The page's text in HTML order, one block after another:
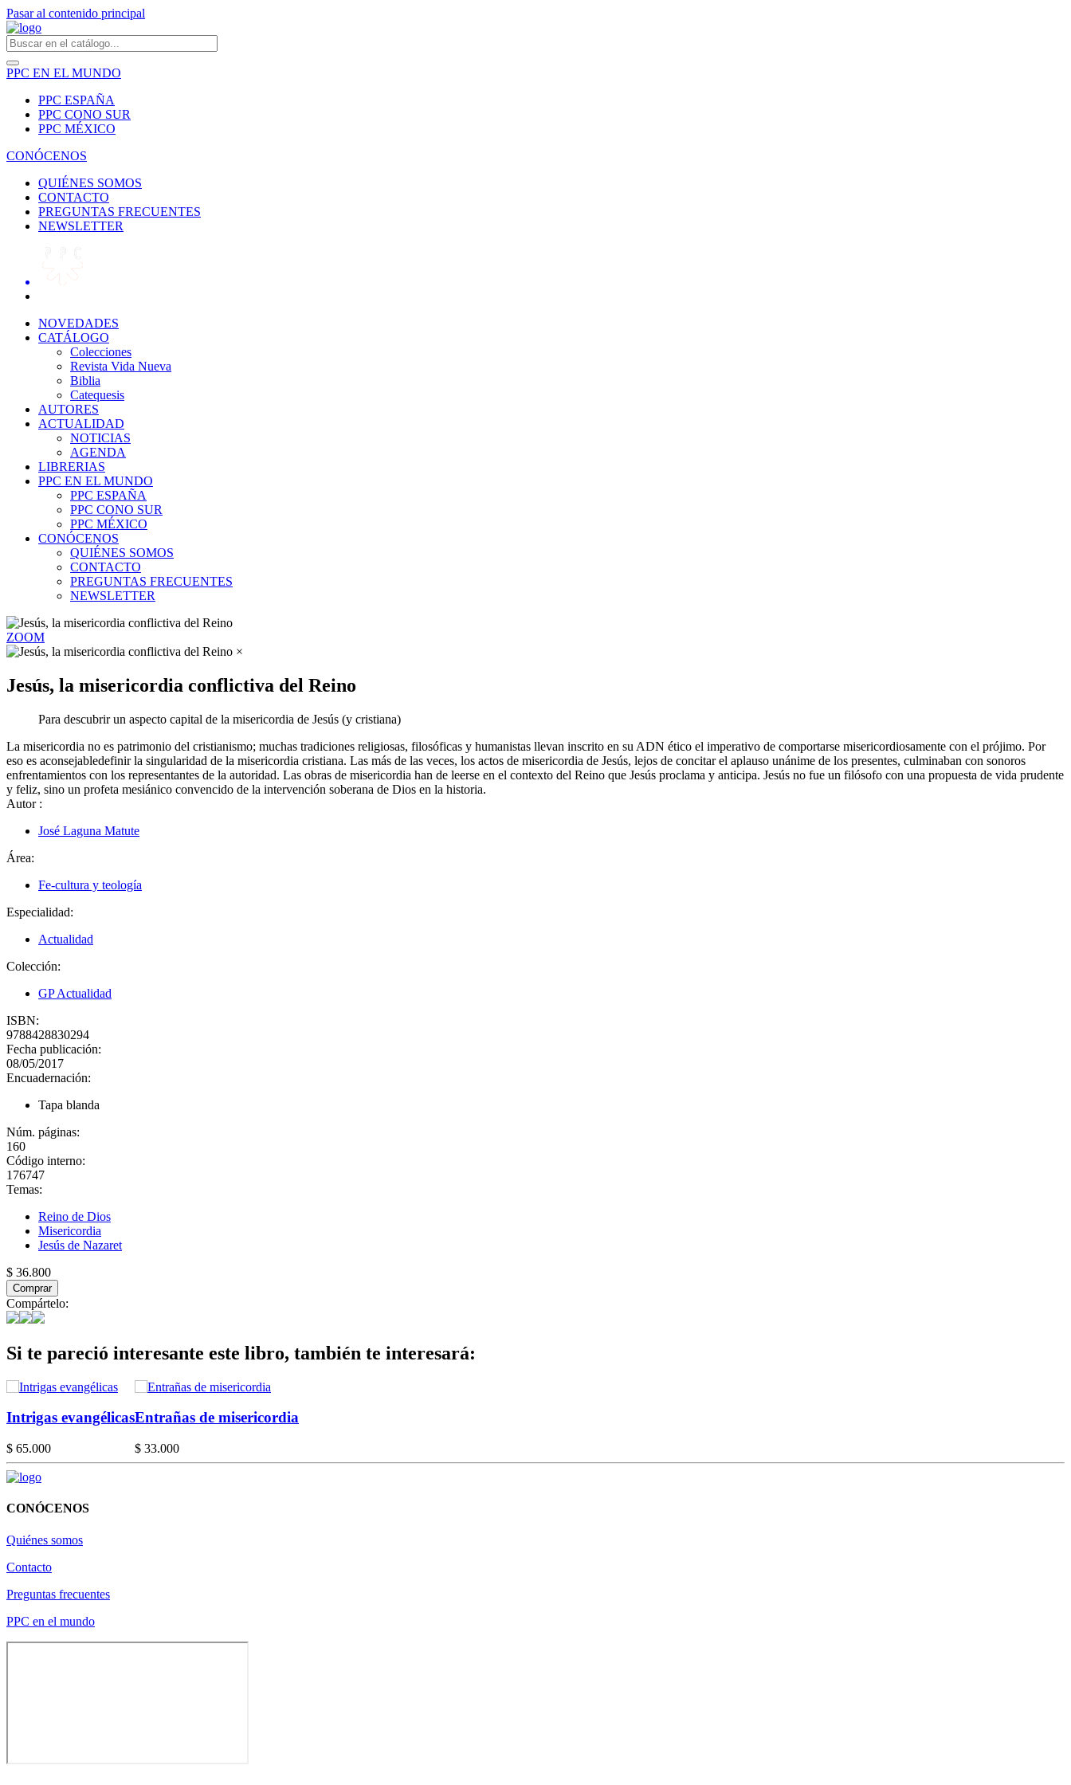
Pasar al contenido principal
PPC EN EL MUNDO
PPC ESPAÑA
PPC CONO SUR
PPC MÉXICO
CONÓCENOS
QUIÉNES SOMOS
CONTACTO
PREGUNTAS FRECUENTES
NEWSLETTER
NOVEDADES
CATÁLOGO
Colecciones
Revista Vida Nueva
Biblia
Catequesis
AUTORES
ACTUALIDAD
NOTICIAS
AGENDA
LIBRERIAS
PPC EN EL MUNDO
PPC ESPAÑA
PPC CONO SUR
PPC MÉXICO
CONÓCENOS
QUIÉNES SOMOS
CONTACTO
PREGUNTAS FRECUENTES
NEWSLETTER
ZOOM
×
Jesús, la misericordia conflictiva del Reino
Para descubrir un aspecto capital de la misericordia de Jesús (y cristiana)
La misericordia no es patrimonio del cristianismo; muchas tradiciones religiosas, filosóficas y humanistas llevan inscrito en su ADN ético el imperativo de comportarse misericordiosamente con el prójimo. Por
eso es aconsejabledefinir la singularidad de la misericordia cristiana. Las más de las veces, los actos de misericordia de Jesús, lejos de concitar el aplauso unánime de los presentes, culminaban con sonoros
enfrentamientos con los representantes de la autoridad. Las obras de misericordia han de leerse en el contexto del Reino que Jesús proclama y anticipa. Jesús no fue un filósofo con una propuesta de vida prudente
y feliz, sino un profeta mesiánico convencido de la intervención soberana de Dios en la historia.
Autor :
José Laguna Matute
Área:
Fe-cultura y teología
Especialidad:
Actualidad
Colección:
GP Actualidad
ISBN:
9788428830294
Fecha publicación:
08/05/2017
Encuadernación:
Tapa blanda
Núm. páginas:
160
Código interno:
176747
Temas:
Reino de Dios
Misericordia
Jesús de Nazaret
$ 36.800
Comprar
Compártelo:
Si te pareció interesante este libro, también te interesará:
Intrigas evangélicas
$ 65.000
Entrañas de misericordia
$ 33.000
CONÓCENOS
Quiénes somos
Contacto
Preguntas frecuentes
PPC en el mundo